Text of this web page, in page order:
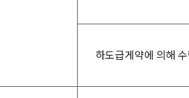
하도급게약에 의해